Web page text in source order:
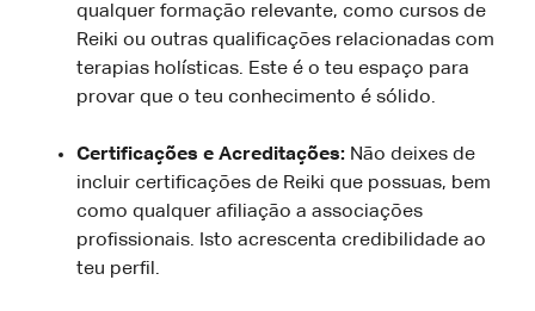
qualquer formação relevante, como cursos de
Reiki ou outras qualificações relacionadas com
terapias holísticas. Este é o teu espaço para
provar que o teu conhecimento é sólido.
Certificações e Acreditações: Não deixes de
incluir certificações de Reiki que possuas, bem
como qualquer afiliação a associações
profissionais. Isto acrescenta credibilidade ao
teu perfil.